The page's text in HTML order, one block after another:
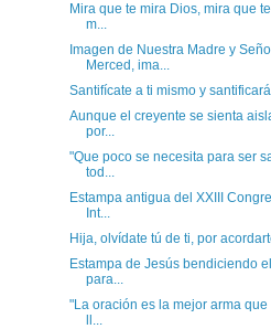
Mira que te mira Dios, mira que
m...
Imagen de Nuestra Madre y
Merced, ima...
Santifícate a ti mismo y
Aunque el creyente se sienta
por...
"Que poco se necesita para ser
tod...
Estampa antigua del XXIII
Int...
Hija, olvídate tú de ti, por
Estampa de Jesús bendiciendo
para...
"La oración es la mejor arma
ll...